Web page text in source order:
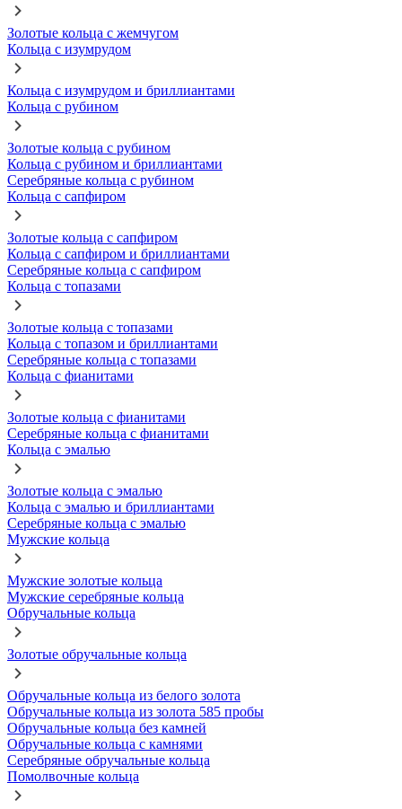
Золотые кольца с жемчугом
Кольца с изумрудом
Кольца с изумрудом и бриллиантами
Кольца с рубином
Золотые кольца с рубином
Кольца с рубином и бриллиантами
Серебряные кольца с рубином
Кольца с сапфиром
Золотые кольца с сапфиром
Кольца с сапфиром и бриллиантами
Серебряные кольца с сапфиром
Кольца с топазами
Золотые кольца с топазами
Кольца с топазом и бриллиантами
Серебряные кольца с топазами
Кольца с фианитами
Золотые кольца с фианитами
Серебряные кольца с фианитами
Кольца с эмалью
Золотые кольца с эмалью
Кольца с эмалью и бриллиантами
Серебряные кольца с эмалью
Мужские кольца
Мужские золотые кольца
Мужские серебряные кольца
Обручальные кольца
Золотые обручальные кольца
Обручальные кольца из белого золота
Обручальные кольца из золота 585 пробы
Обручальные кольца без камней
Обручальные кольца с камнями
Серебряные обручальные кольца
Помолвочные кольца